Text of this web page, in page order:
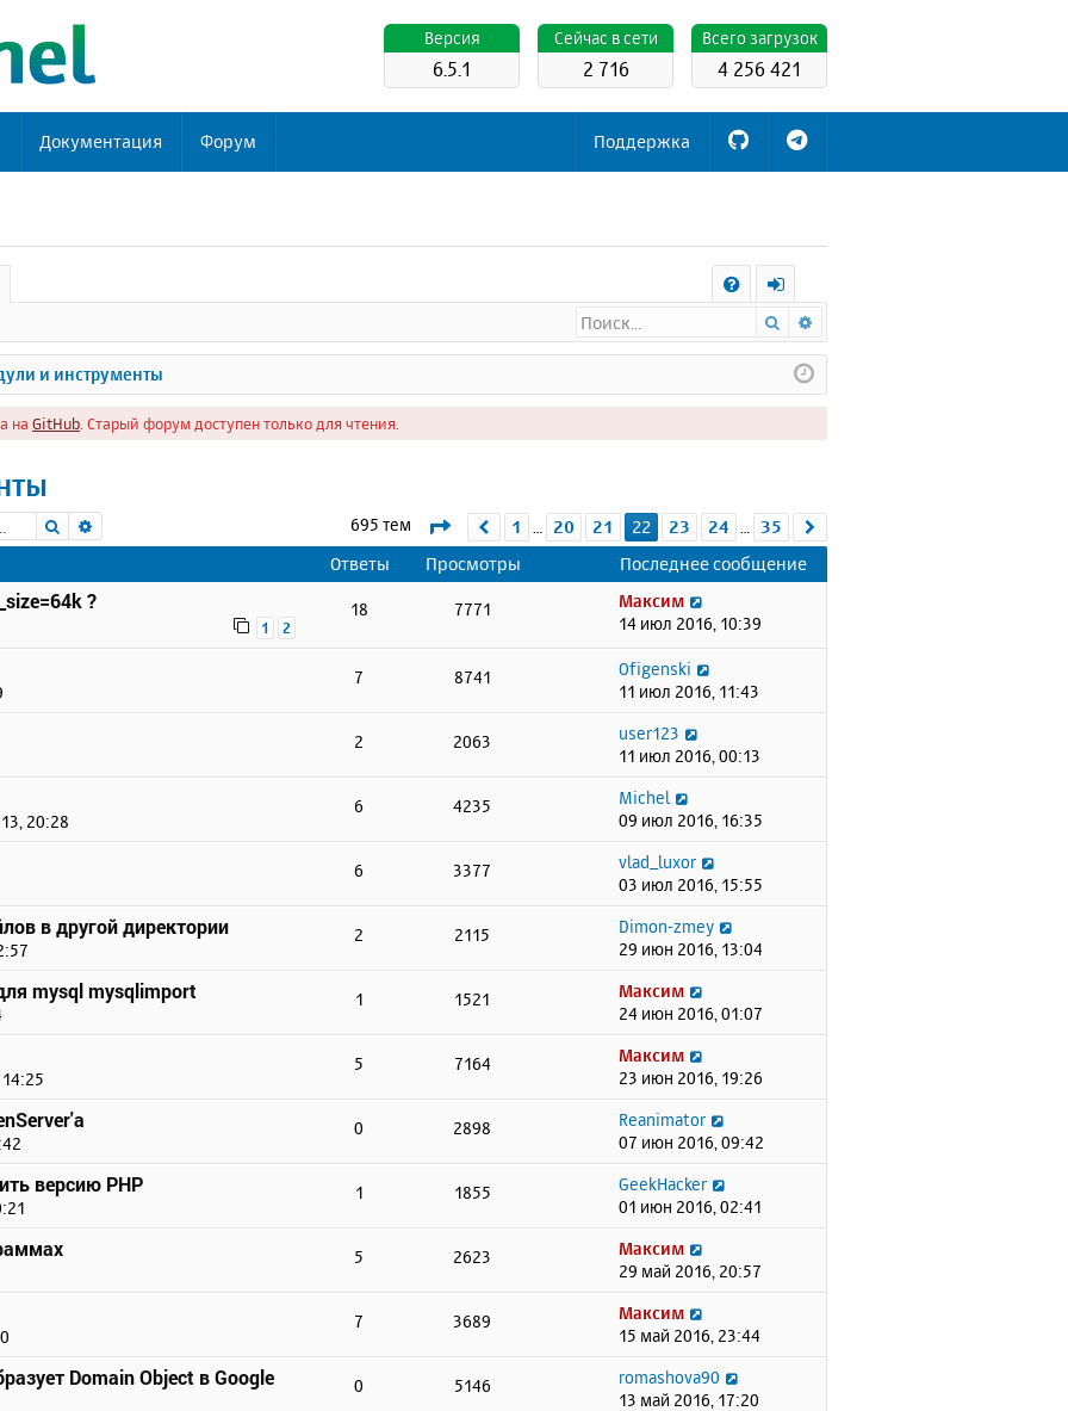
Всего загрузок
4 256 421
Cейчас в сети
2 716
Версия
6.5.1
Документация Форум Поддержка
Q
х
о
д
Поиск
и инструменты
на GitHub . Старый форум доступен только для чтения.
Поиск 695 тем Страница 22из 35
Пред.
1 20 21 22 23 24 35
Ответы
Просмотры Последнее сообщение
?
1 2
18 7771
Максим
14 июл 2016, 10:39
7 8741
Ofigenski
11 июл 2016, 11:43
2 2063
user123
11 июл 2016, 00:13
20:28
6 4235
Michel
09 июл 2016, 16:35
6 3377
vlad_luxor
03 июл 2016, 15:55
в другой директории 2 2115
Dimon-zmey
29 июн 2016, 13:04
mysql mysqlimport 1 1521
Максим
24 июн 2016, 01:07
5 7164
Максим
23 июн 2016, 19:26
0 2898
Reanimator
07 июн 2016, 09:42
версию PHP 1 1855
GeekHacker
01 июн 2016, 02:41
5 2623
Максим
29 май 2016, 20:57
7 3689
Максим
15 май 2016, 23:44
Domain Object в Google 0 5146
romashova90
13 май 2016, 17:20